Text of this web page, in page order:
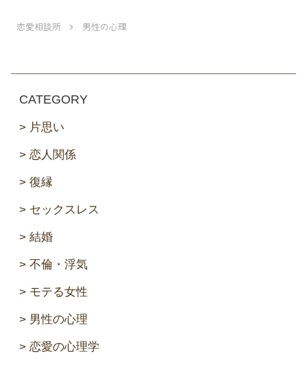
恋愛相談所 男性の心理
CATEGORY
片思い
恋人関係
復縁
セックスレス
結婚
不倫・浮気
モテる女性
男性の心理
恋愛の心理学